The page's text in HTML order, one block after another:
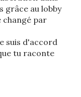
grâce au lobby
changé par
suis d'accord
tu raconte